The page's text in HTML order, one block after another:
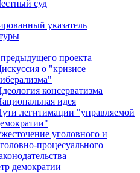
суд
указатель
проекта
о "кризисе
консерватизма
идея
легитимации "управляемой
уголовного и
процесуального
демократии